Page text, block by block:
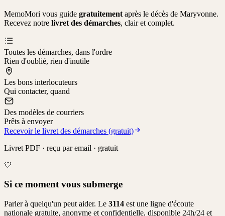
MemoMori vous guide gratuitement après le décès de Maryvonne.
Recevez notre livret des démarches, clair et complet.
Toutes les démarches, dans l'ordre
Rien d'oublié, rien d'inutile
Les bons interlocuteurs
Qui contacter, quand
Des modèles de courriers
Prêts à envoyer
Recevoir le livret des démarches (gratuit)
Livret PDF · reçu par email · gratuit
🤍
Si ce moment vous submerge
Parler à quelqu'un peut aider. Le 3114 est une ligne d'écoute
nationale gratuite, anonyme et confidentielle, disponible 24h/24 et